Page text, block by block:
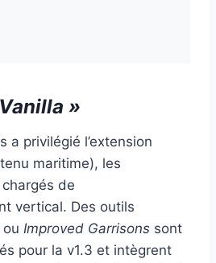
»
a privilégié l’extension
maritime), les
de
vertical. Des outils
ou Improved Garrisons sont
pour la v1.3 et intègrent